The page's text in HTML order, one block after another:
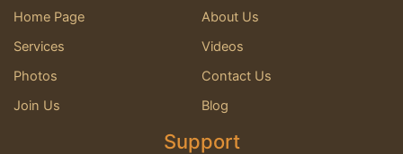
Home Page
About Us
Services
Videos
Photos
Contact Us
Join Us
Blog
Support